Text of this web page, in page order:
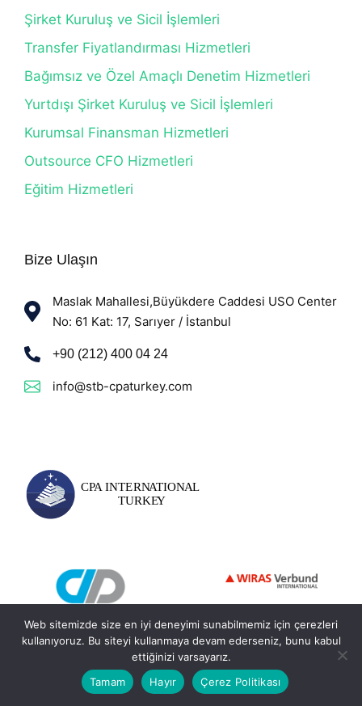
Şirket Kuruluş ve Sicil İşlemleri
Transfer Fiyatlandırması Hizmetleri
Bağımsız ve Özel Amaçlı Denetim Hizmetleri
Yurtdışı Şirket Kuruluş ve Sicil İşlemleri
Kurumsal Finansman Hizmetleri
Outsource CFO Hizmetleri
Eğitim Hizmetleri
Bize Ulaşın
Maslak Mahallesi,Büyükdere Caddesi USO Center
No: 61 Kat: 17, Sarıyer / İstanbul
+90 (212) 400 04 24
info@stb-cpaturkey.com
© 2026 - STB CPA International Turkey. Tüm Hakları Saklıdır.
Web sitemizde size en iyi deneyimi sunabilmemiz için çerezleri
kullanıyoruz. Bu siteyi kullanmaya devam ederseniz, bunu kabul
ettiğinizi varsayarız.
Tamam
Hayır Çerez Politikası